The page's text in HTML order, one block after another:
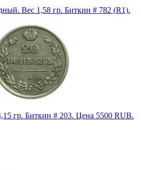
Вес 1,58 гр. Биткин # 782 (R1).
гр. Биткин # 203. Цена 5500 RUB.